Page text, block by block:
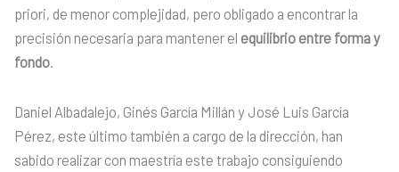
priori, de menor complejidad, pero obligado a encontrar la
precisión necesaria para mantener el equilibrio entre forma y
fondo.
Daniel Albadalejo, Ginés García Millán y José Luis García
Pérez, este último también a cargo de la dirección, han
sabido realizar con maestría este trabajo consiguiendo